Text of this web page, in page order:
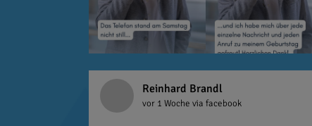
Reinhard Brandl
vor 1 Woche via facebook